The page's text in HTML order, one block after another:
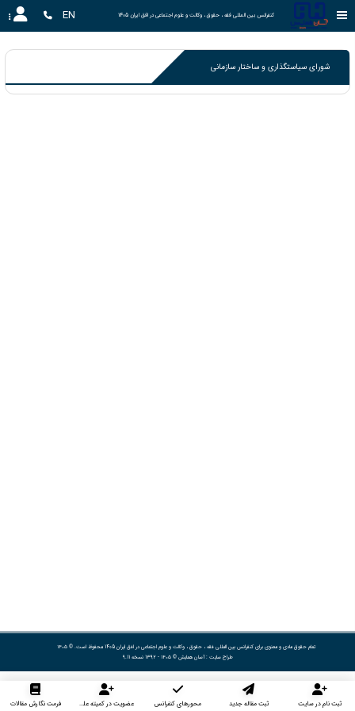
کنفرانس بین المللی فقه ، حقوق ، وکالت و علوم اجتماعی در افق ایران 1405 EN
شورای سیاستگذاری و ساختار سازمانی
تمام حقوق مادی و معنوی برای کنفرانس بین المللی فقه ، حقوق ، وکالت و علوم اجتماعی در افق ایران 1405 محفوظ است. © ۱۴۰۵
طراح سایت :آسان همایش © ۱۴۰۵ - 1392 نسخه 9.11
ثبت نام در سایت ثبت مقاله جدید محورهای کنفرانس عضویت در کمیته علمی داوران فرمت نگارش مقالات